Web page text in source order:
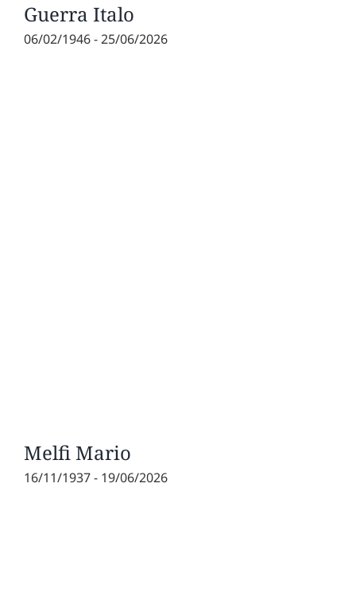
Guerra Italo
06/02/1946 - 25/06/2026
Melfi Mario
16/11/1937 - 19/06/2026